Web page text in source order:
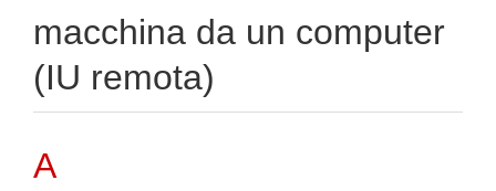
macchina da un computer
(IU remota)